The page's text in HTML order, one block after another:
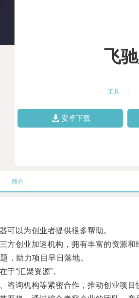
飞
工具
安卓下载
简介
以为创业者提供很多帮助。
创业加速机构，拥有丰富的资源和
，助力项目早日落地。
“汇聚资源”。
询机构等紧密合作，推动创业项目